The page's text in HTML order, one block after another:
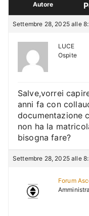
Autore
Settembre 28, 2025 alle
LUCE
Ospite
Salve,vorrei
anni fa con
documentazione
non ha la
bisogna fare?
Settembre 28, 2025 alle
Forum